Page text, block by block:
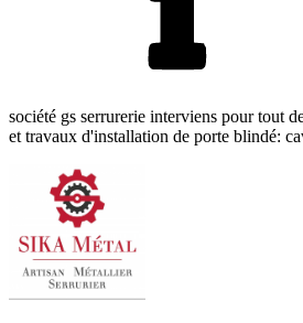
société gs serrurerie interviens pour tout
et travaux d'installation de porte blindé: